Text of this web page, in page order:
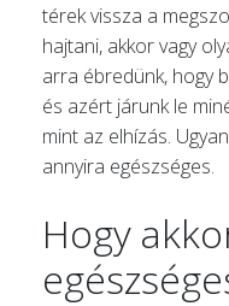
térek vissza a
hajtani, akkor vagy
arra ébredünk, hogy
és azért járunk le
mint az elhízás.
annyira egészséges.
Hogy